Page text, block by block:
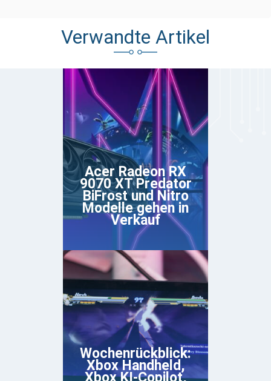
Verwandte Artikel
Acer Radeon RX
9070 XT Predator
BiFrost und Nitro
Modelle gehen in
Verkauf
Wochenrückblick:
Xbox Handheld,